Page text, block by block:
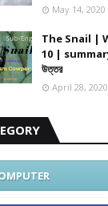
May 14, 2020
The Snail |
10 | summary
উত্তর
April 28, 2020